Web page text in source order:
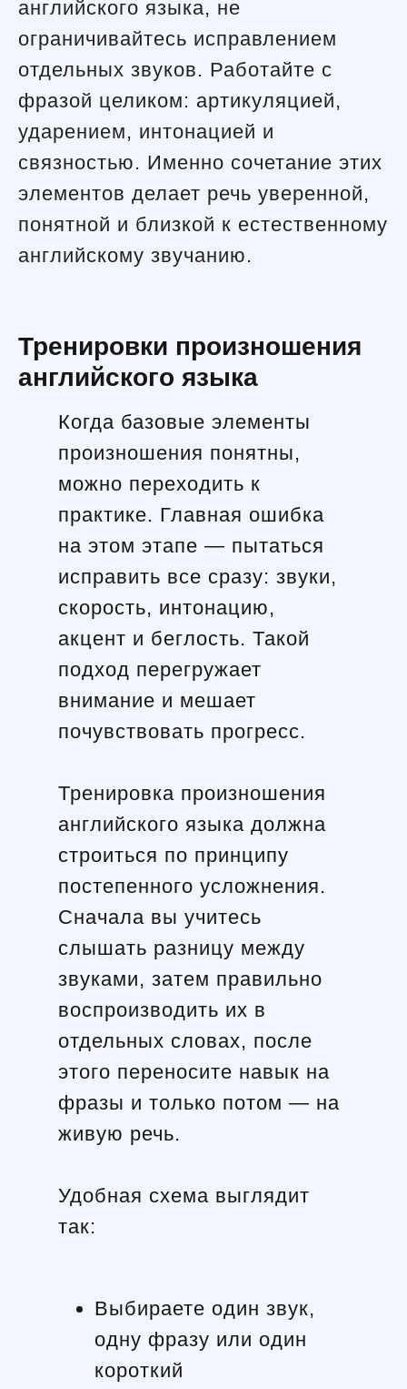
английского языка, не
ограничивайтесь исправлением
отдельных звуков. Работайте с
фразой целиком: артикуляцией,
ударением, интонацией и
связностью. Именно сочетание этих
элементов делает речь уверенной,
понятной и близкой к естественному
английскому звучанию.
Тренировки произношения
английского языка
Когда базовые элементы
произношения понятны,
можно переходить к
практике. Главная ошибка
на этом этапе — пытаться
исправить все сразу: звуки,
скорость, интонацию,
акцент и беглость. Такой
подход перегружает
внимание и мешает
почувствовать прогресс.
Тренировка произношения
английского языка должна
строиться по принципу
постепенного усложнения.
Сначала вы учитесь
слышать разницу между
звуками, затем правильно
воспроизводить их в
отдельных словах, после
этого переносите навык на
фразы и только потом — на
живую речь.
Удобная схема выглядит
так:
Выбираете один звук,
одну фразу или один
короткий